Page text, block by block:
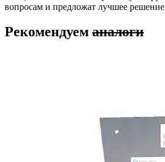
вопросам и предложат лучшее решение
Рекомендуем аналоги